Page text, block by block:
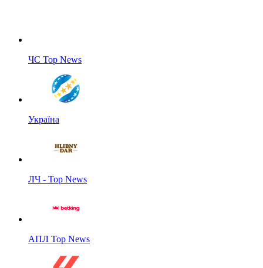
ЧС Top News
Україна
ЛЧ - Top News
АПЛ Top News